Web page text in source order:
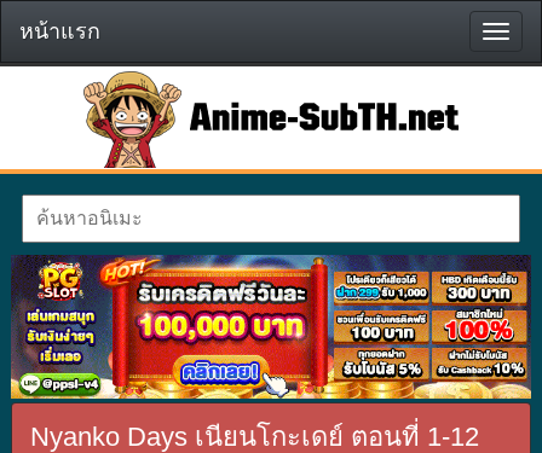
หน้า
แรก
หน้าแรก
Nyanko Days เนียนโกะเดย์ ตอนที่ 1-12